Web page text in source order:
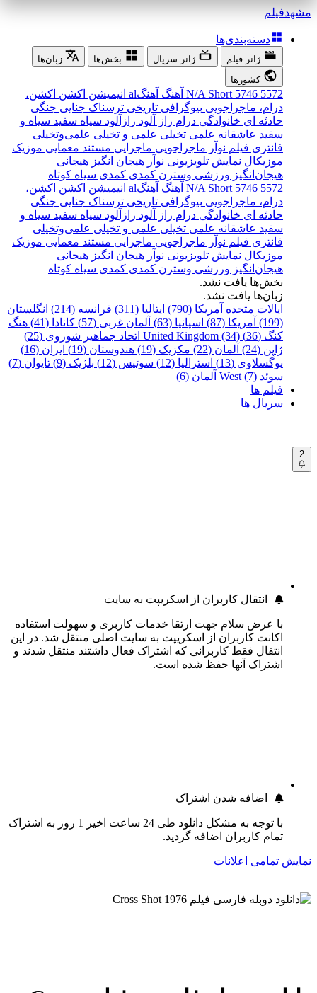
مشهدفیلم
دسته‌بندی‌ها
ژانر فیلم ژانر سریال بخش‌ها
زبان‌ها
کشورها
5572
5746
N/A Short آهنگ آهنگal انیمیشن اکشن اکشن،
درام، ماجراجویی بیوگرافی تاریخی ترسناک جنایی جنگی
حادثه ای خانوادگی درام راز آلود رازآلود سیاه سفید سیاه و
سفید عاشقانه علمی تخیلی علمی و تخیلی علمی‌و‌تخیلی
فانتزی فیلم نوآر ماجراجویی ماجرایی مستند معمایی موزیک
موزیکال نمایش تلویزیونی نوآر هیجان انگیز هیجانی
هیجان‌انگیز ورزشی وسترن کمدی کمدی سیاه کوتاه
5572
5746
N/A Short آهنگ آهنگal انیمیشن اکشن اکشن،
درام، ماجراجویی بیوگرافی تاریخی ترسناک جنایی جنگی
حادثه ای خانوادگی درام راز آلود رازآلود سیاه سفید سیاه و
سفید عاشقانه علمی تخیلی علمی و تخیلی علمی‌و‌تخیلی
فانتزی فیلم نوآر ماجراجویی ماجرایی مستند معمایی موزیک
موزیکال نمایش تلویزیونی نوآر هیجان انگیز هیجانی
هیجان‌انگیز ورزشی وسترن کمدی کمدی سیاه کوتاه
بخش‌ها یافت نشد.
زبان‌ها یافت نشد.
ایالات متحده آمریکا (790)
ایتالیا (311) فرانسه (214)
انگلستان
(199)
آمریکا (87) اسپانیا (63) آلمان غربی (57) کانادا (41)
هنگ
کنگ (36)
United Kingdom (34) اتحاد جماهیر شوروی (25)
ژاپن (24)
آلمان (22) مکزیک (19) هندوستان (19)
ایران (16)
یوگسلاوی (13)
استرالیا (12) سوئیس (12) بلژیک (9)
تایوان (7)
سوئد (7)
West آلمان (6)
فیلم ها
سریال ها
2
انتقال کاربران از اسکریپت به سایت
با عرض سلام جهت ارتقا خدمات کاربری و سهولت استفاده
اکانت کاربران از اسکریپت به سایت اصلی منتقل شد. در این
انتقال فقط کاربرانی که اشتراک فعال داشتند منتقل شدند و
اشتراک آنها حفظ شده است.
اضافه شدن اشتراک
با توجه به مشکل دانلود طی 24 ساعت اخیر 1 روز به اشتراک
تمام کاربران اضافه گردید.
نمایش تمامی اعلانات